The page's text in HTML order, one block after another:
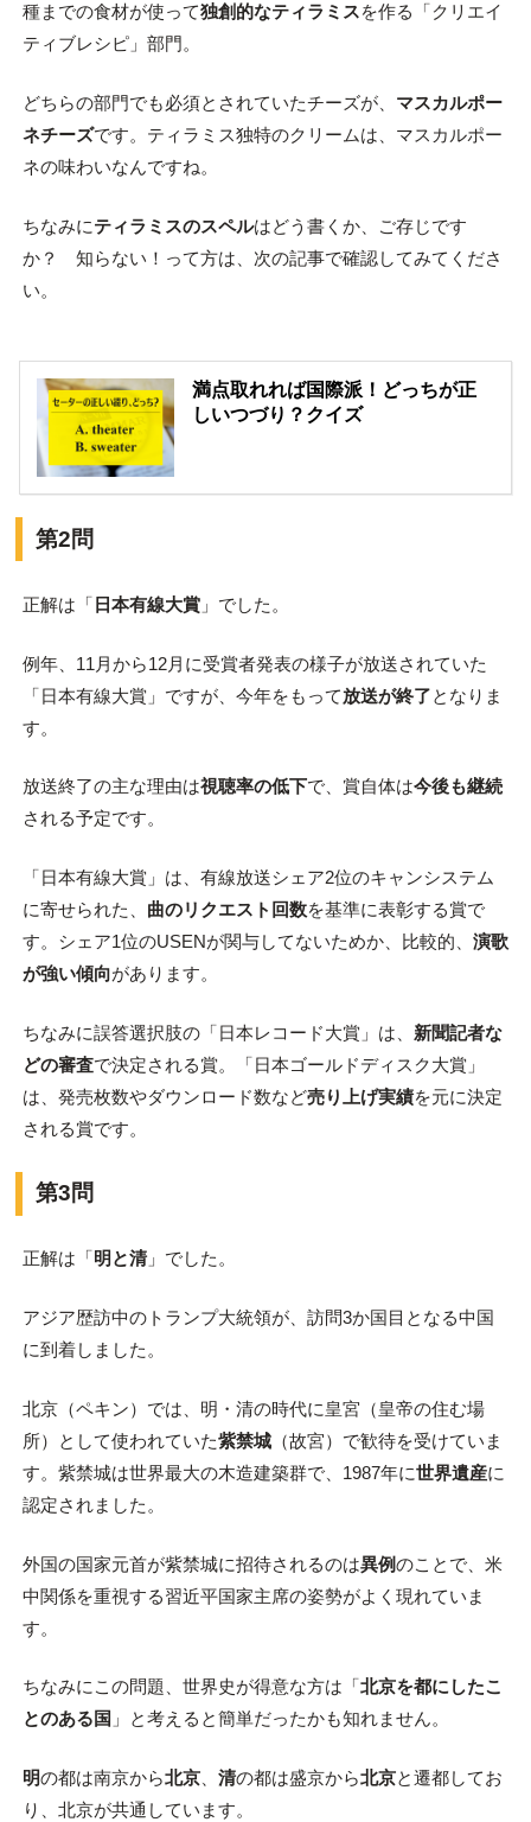
種までの食材が使って独創的なティラミスを作る「クリエイ
ティブレシピ」部門。
どちらの部門でも必須とされていたチーズが、 マスカルポー
ネチーズです。ティラミス独特のクリームは、マスカルポー
ネの味わいなんですね。
ちなみにティラミスのスペルはどう書くか、ご存じです
か？ 知らない！って方は、次の記事で確認してみてくださ
い。
満点取れれば国際派！どっちが正
しいつづり？クイズ
第2問
正解は「 日本有線大賞」でした。
例年、11月から12月に受賞者発表の様子が放送されていた
「日本有線大賞」ですが、今年をもって放送が終了となりま
す。
放送終了の主な理由は視聴率の低下で、賞自体は今後も継続
される予定です。
「日本有線大賞」は、有線放送シェア2位のキャンシステム
に寄せられた、 曲のリクエスト回数を基準に表彰する賞で
す。シェア1位のUSENが関与してないためか、比較的、 演歌
が強い傾向があります。
ちなみに誤答選択肢の「日本レコード大賞」は、 新聞記者な
どの審査で決定される賞。「日本ゴールドディスク大賞」
は、発売枚数やダウンロード数など売り上げ実績を元に決定
される賞です。
第3問
正解は「明と清」でした。
アジア歴訪中のトランプ大統領が、訪問3か国目となる中国
に到着しました。
北京（ペキン）では、明・清の時代に皇宮（皇帝の住む場
所）として使われていた紫禁城（故宮）で歓待を受けていま
す。紫禁城は世界最大の木造建築群で、1987年に世界遺産に
認定されました。
外国の国家元首が紫禁城に招待されるのは異例のことで、米
中関係を重視する習近平国家主席の姿勢がよく現れていま
す。
ちなみにこの問題、世界史が得意な方は「 北京を都にしたこ
とのある国 」と考えると簡単だったかも知れません。
明の都は南京から北京、 清の都は盛京から北京と遷都してお
り、北京が共通しています。